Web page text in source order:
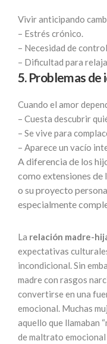
Vivir anticipando
– Estrés crónico.
– Necesidad de
– Dificultad para
5. Problemas de
Cuando el amor
– Cuesta descubrir
– Se vive para
– Aparece un vacío
A diferencia de los
como extensiones de
o su proyecto
especialmente
La relación madre-
expectativas
incondicional. Sin
madre con rasgos
convertirse en una
emocional. Muchas
aquello que llamaban
de maltrato